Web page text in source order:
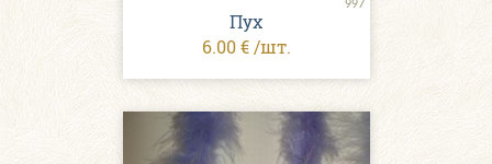
997
Пух
6.00 € /шт.